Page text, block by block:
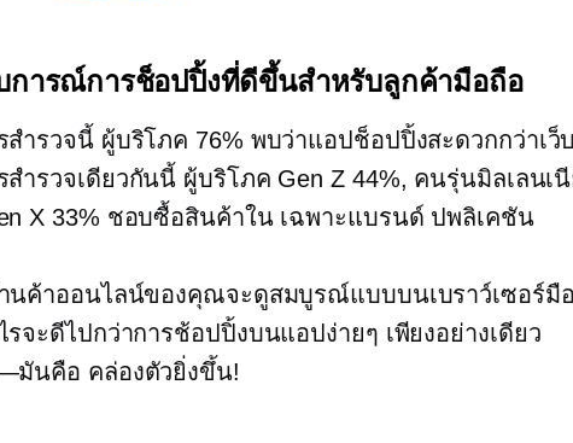
การณ์การช็อปปิ้งที่ดีขึ้นสำหรับลูกค้ามือถือ
สำรวจนี้ ผู้บริโภค 76% พบว่าแอปช็อปปิ้งสะดวกกว่าเว็
สำรวจเดียวกันนี้ ผู้บริโภค Gen Z 44%, คนรุ่นมิลเลนเ
X 33% ชอบซื้อสินค้าใน เฉพาะแบรนด์ ปพลิเคชัน
นค้าออนไลน์ของคุณจะดูสมบูรณ์แบบบนเบราว์เซอร์มื
รจะดีไปกว่าการช้อปปิ้งบนแอปง่ายๆ เพียงอย่างเดียว
มันคือ คล่องตัวยิ่งขึ้น!